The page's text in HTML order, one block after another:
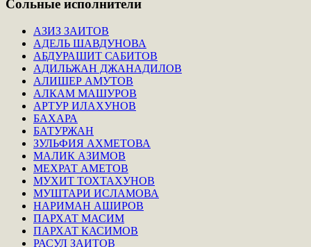
Сольные исполнители
АЗИЗ ЗАИТОВ
АДЕЛЬ ШАВДУНОВА
АБДУРАШИТ САБИТОВ
АДИЛЬЖАН ДЖАНАДИЛОВ
АЛИШЕР АМУТОВ
АЛКАМ МАШУРОВ
АРТУР ИЛАХУНОВ
БАХАРА
БАТУРЖАН
ЗУЛЬФИЯ АХМЕТОВА
МАЛИК АЗИМОВ
МЕХРАТ АМЕТОВ
МУХИТ ТОХТАХУНОВ
МУШТАРИ ИСЛАМОВА
НАРИМАН АШИРОВ
ПАРХАТ МАСИМ
ПАРХАТ КАСИМОВ
РАСУЛ ЗАИТОВ